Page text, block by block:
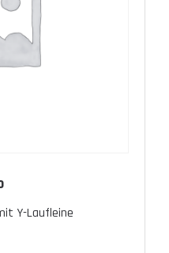
Y-Laufleine